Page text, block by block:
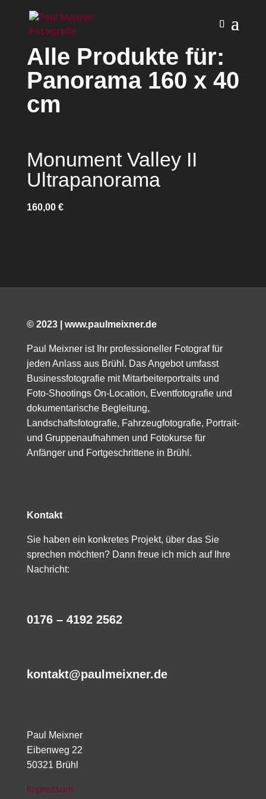
Alle Produkte für:
Panorama 160 x 40
cm
Monument Valley II
Ultrapanorama
160,00 €
© 2023 | www.paulmeixner.de
Paul Meixner ist Ihr professioneller Fotograf für
jeden Anlass aus Brühl. Das Angebot umfasst
Businessfotografie mit Mitarbeiterportraits und
Foto-Shootings On-Location, Eventfotografie und
dokumentarische Begleitung,
Landschaftsfotografie, Fahrzeugfotografie, Portrait-
und Gruppenaufnahmen und Fotokurse für
Anfänger und Fortgeschrittene in Brühl.
Kontakt
Sie haben ein konkretes Projekt, über das Sie
sprechen möchten? Dann freue ich mich auf Ihre
Nachricht:
0176 – 4192 2562
kontakt@paulmeixner.de
Paul Meixner
Eibenweg 22
50321 Brühl
Impressum